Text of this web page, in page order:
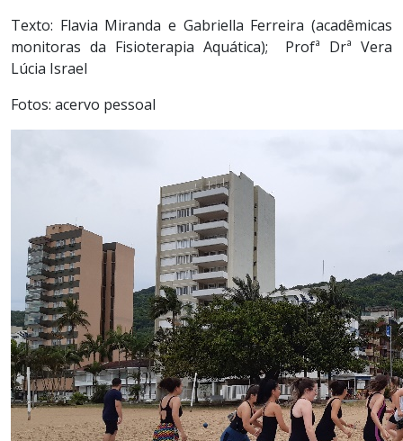
Texto: Flavia Miranda e Gabriella Ferreira (acadêmicas
monitoras da Fisioterapia Aquática); Profª Drª Vera
Lúcia Israel
Fotos: acervo pessoal